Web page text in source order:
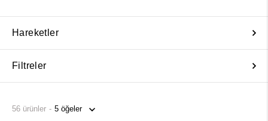
Hareketler
Filtreler
56 ürünler